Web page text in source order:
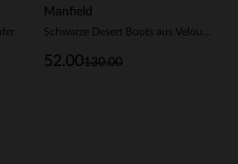
Manfield
130.00
52.00